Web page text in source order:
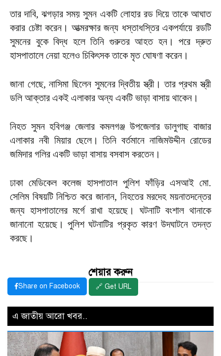
তার দাবি, ঝগড়ার সময় সুমন একটি লোহার রড দিয়ে তাকে আঘাত
করার চেষ্টা করেন। আত্মরক্ষার জন্য ধস্তাধস্তির একপর্যায়ে রডটি
সুমনের বুকে বিদ্ধ হলে তিনি গুরুতর আহত হন। পরে দ্রুত
হাসপাতালে নেয়া হলেও চিকিৎসক তাকে মৃত ঘোষণা করেন।
জানা গেছে, নাসিমা ছিলেন সুমনের দ্বিতীয় স্ত্রী। তার প্রথম স্ত্রী
ডলি আক্তার একই এলাকার অন্য একটি ভাড়া বাসায় থাকেন।
নিহত সুমন হবিগঞ্জ জেলার কমলগঞ্জ উপজেলার ডালুগাছ বাজার
এলাকার নবী মিয়ার ছেলে। তিনি বর্তমানে নাজিমউদ্দীন রোডের
জমিদার গলির একটি ভাড়া বাসায় বসবাস করতেন।
ঢাকা মেডিকেল কলেজ হাসপাতাল পুলিশ ফাঁড়ির এসআই মো.
সেলিম বিষয়টি নিশ্চিত করে জানান, নিহতের মরদেহ ময়নাতদন্তের
জন্য হাসপাতালের মর্গে রাখা হয়েছে। ঘটনাটি বংশাল থানাকে
জানানো হয়েছে। পুলিশ ঘটনাটির প্রকৃত কারণ উদঘাটনে তদন্ত
করছে।
শেয়ার করুন
Share on Facebook 🔗 Get URL
এ জাতীয় আরো খবর..